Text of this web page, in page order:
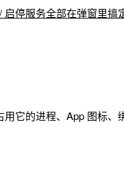
停服务全部在弹窗里搞定
它的进程、App 图标